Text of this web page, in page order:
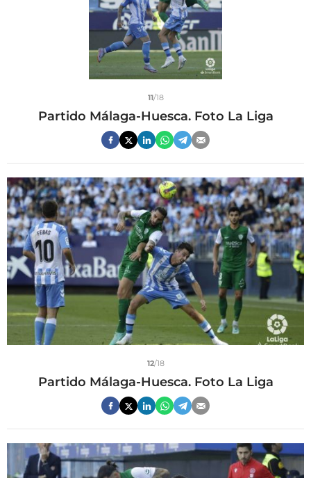
11/18
Partido Málaga-Huesca. Foto La Liga
12/18
Partido Málaga-Huesca. Foto La Liga